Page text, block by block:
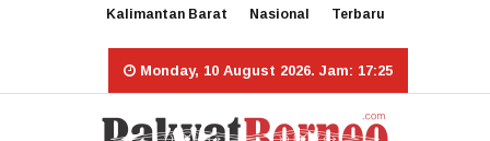
Kalimantan Barat Nasional Terbaru
Monday, 10 August 2026. Jam: 17:25